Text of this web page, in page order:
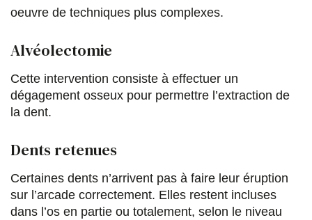
oeuvre de techniques plus complexes.
Alvéolectomie
Cette intervention consiste à effectuer un
dégagement osseux pour permettre l’extraction de
la dent.
Dents retenues
Certaines dents n’arrivent pas à faire leur éruption
sur l’arcade correctement. Elles restent incluses
dans l’os en partie ou totalement, selon le niveau